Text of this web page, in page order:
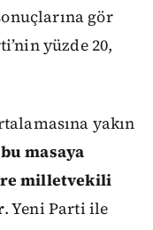
gör
yüzde 20,
yakın
masaya
milletvekili
. Yeni Parti ile